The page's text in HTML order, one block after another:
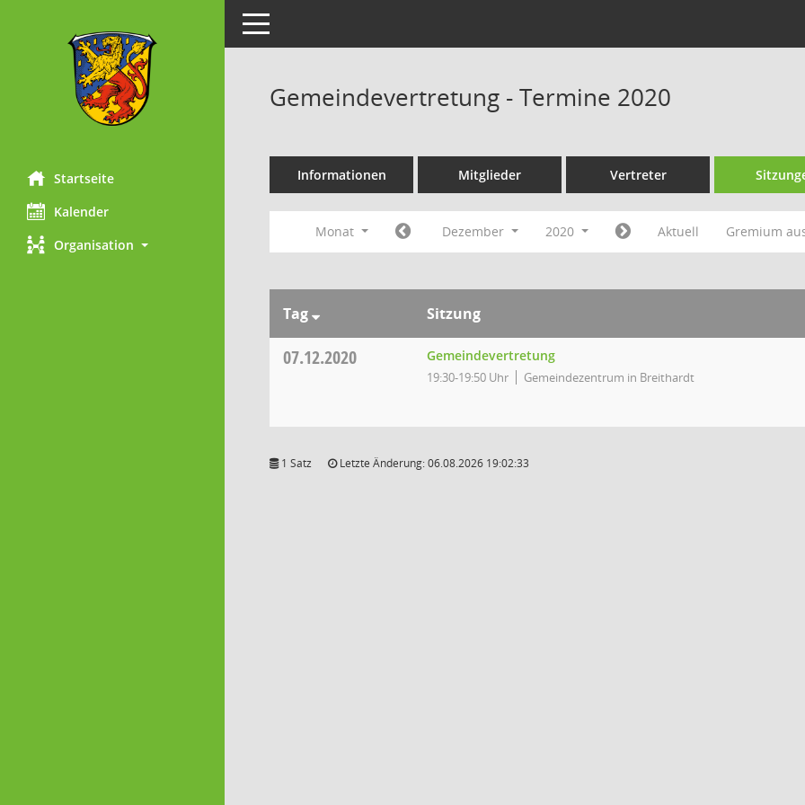
Startseite
Kalender
Organisation
Toggle navigation
Gemeindevertretung - Termine 2020
Informationen Mitglieder Vertreter
Monat Dezember 2020 Aktuell Gremium
Tag Sitzung
07.12.2020 Gemeindevertretung
19:30-19:50 Uhr Gemeindezentrum in Breithardt
1 Satz Letzte Änderung: 06.08.2026 19:02:33